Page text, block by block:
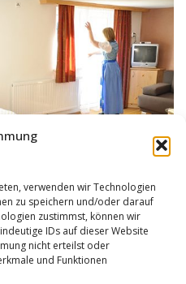
verwenden wir Technologien
zu speichern und/oder darauf
zustimmst, können wir
IDs auf dieser Website
nicht erteilst oder
und Funktionen